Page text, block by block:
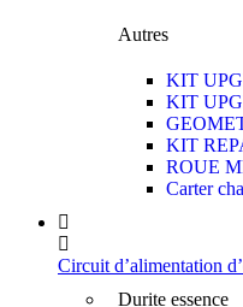
Autres
KIT
KIT
KIT
ROUE
Carter
Circuit d’alimentation
Durite essence